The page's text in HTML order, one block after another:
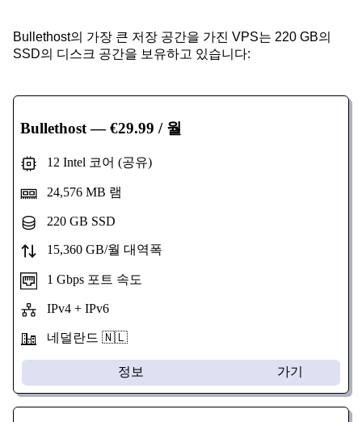
Bullethost의 가장 큰 저장 공간을 가진 VPS는 220 GB의
SSD의 디스크 공간을 보유하고 있습니다:
Bullethost— €29.99 / 월
12 Intel 코어 (공유)
24,576 MB 램
220 GB SSD
15,360 GB/월 대역폭
1 Gbps 포트 속도
IPv4 + IPv6
네덜란드 🇳🇱
정보 가기